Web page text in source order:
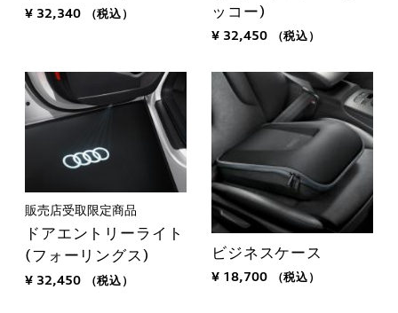
¥ 32,340 （税込）
ッコー)
¥ 32,450 （税込）
販売店受取限定商品
ドアエントリーライト
(フォーリングス)
¥ 32,450 （税込）
ビジネスケース
¥ 18,700 （税込）